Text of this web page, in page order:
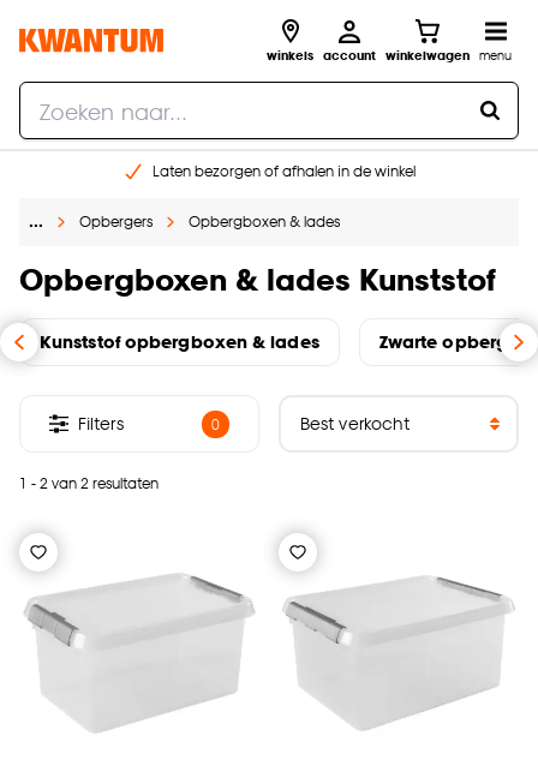
winkels account winkelwagen menu
Laten bezorgen of afhalen in de winkel
Gratis raam advies en inmeten aan huis
… Opbergers Opbergboxen & lades
Opbergboxen & lades Kunststof
Kunststof opbergboxen & lades Zwarte
1 - 2 van 2 resultaten
Filters 0